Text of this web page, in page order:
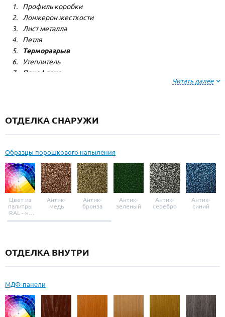
Профиль коробки
Лонжерон жесткости
Лист металла
Петля
Терморазрыв
Утеплитель
Пенофлекс
Резиновый уплотнитель
Читать далее
ОТДЕЛКА СНАРУЖИ
Образцы порошкового напыления
Цвет из
палитры
RAL - на
выбор
Антик-
медь
Антик-
бронза
Антик-
зеленый
Антик-
серебро
Антик-
синий
ОТДЕЛКА ВНУТРИ
МДФ-панели